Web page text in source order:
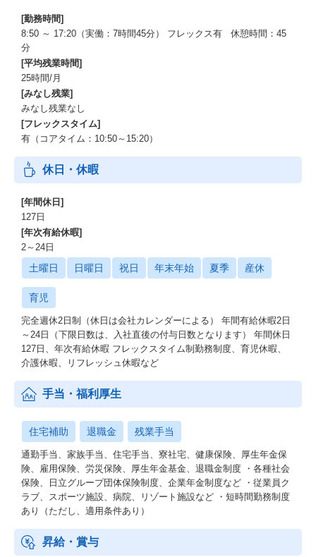
[勤務時間]
8:50 ～ 17:20（実働：7時間45分） フレックス有 休憩時間：45
分
[平均残業時間]
25時間/月
[みなし残業]
みなし残業なし
[フレックスタイム]
有（コアタイム：10:50～15:20）
休日・休暇
[年間休日]
127日
[年次有給休暇]
2～24日
土曜日 日曜日 祝日 年末年始 夏季 産休
育児
完全週休2日制（休日は会社カレンダーによる） 年間有給休暇2日
～24日（下限日数は、入社直後の付与日数となります） 年間休日
127日、年次有給休暇 フレックスタイム制勤務制度、育児休暇、
介護休暇、リフレッシュ休暇など
手当・福利厚生
住宅補助 退職金 残業手当
通勤手当、家族手当、住宅手当、寮社宅、健康保険、厚生年金保
険、雇用保険、労災保険、厚生年金基金、退職金制度 ・各種社会
保険、日立グループ団体保険制度、企業年金制度など ・従業員ク
ラブ、スポーツ施設、病院、リゾート施設など ・短時間勤務制度
あり（ただし、適用条件あり）
昇給・賞与